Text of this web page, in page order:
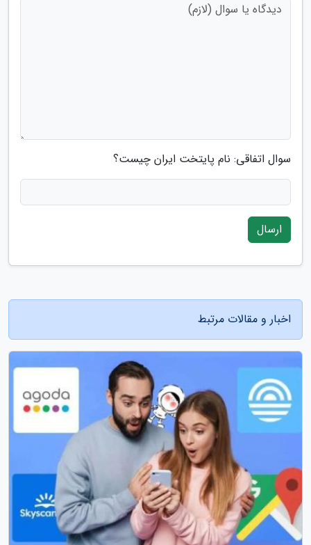
سوال اتفاقی: نام پایتخت ایران چیست؟
ارسال
اخبار و مقالات مرتبط